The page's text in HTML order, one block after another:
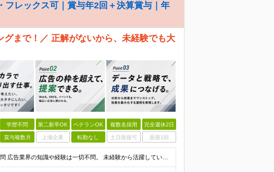
レックス可｜賞与年2回＋決算賞与｜年
まで！／ 正解がないから、未経験でも大
学歴不問 第二新卒OK ベテランOK 複数名採用 完全週休2日
賞与複数月 上場企業 転勤なし 土日面接可 面接1回
＼未経験・第二新卒歓迎／ ■学歴不問 広告業界の知識や経験は一切不問。 未経験から活躍している先輩が多数在籍中です！ ＜こんな方にオススメです！＞ ◎広告・マーケティングの世界に興味がある ◎自